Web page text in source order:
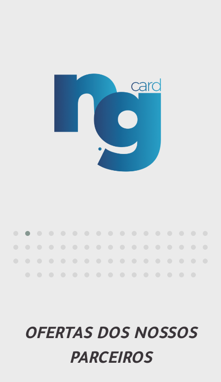
OFERTAS DOS NOSSOS
PARCEIROS